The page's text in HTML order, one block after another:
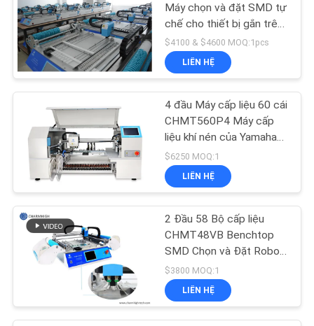
KIỂM
SOÁT
CHẤT
LƯỢNG
LIÊN
VỚI
CHÚNG
TÔI
TỨC
Máy chọn và đặt SMD tự
chế cho thiết bị gắn trên
bề mặt LED, SMD
$4100 & $4600 MOQ:1pcs
LIÊN HỆ
4 đầu Máy cấp liệu 60 cái
CHMT560P4 Máy cấp
liệu khí nén của Yamaha
Charmhigh SMT Máy
chọn và đặt
$6250 MOQ:1
LIÊN HỆ
2 Đầu 58 Bộ cấp liệu
CHMT48VB Benchtop
SMD Chọn và Đặt Robot
Tất cả trong một Chip
Mounter
$3800 MOQ:1
LIÊN HỆ